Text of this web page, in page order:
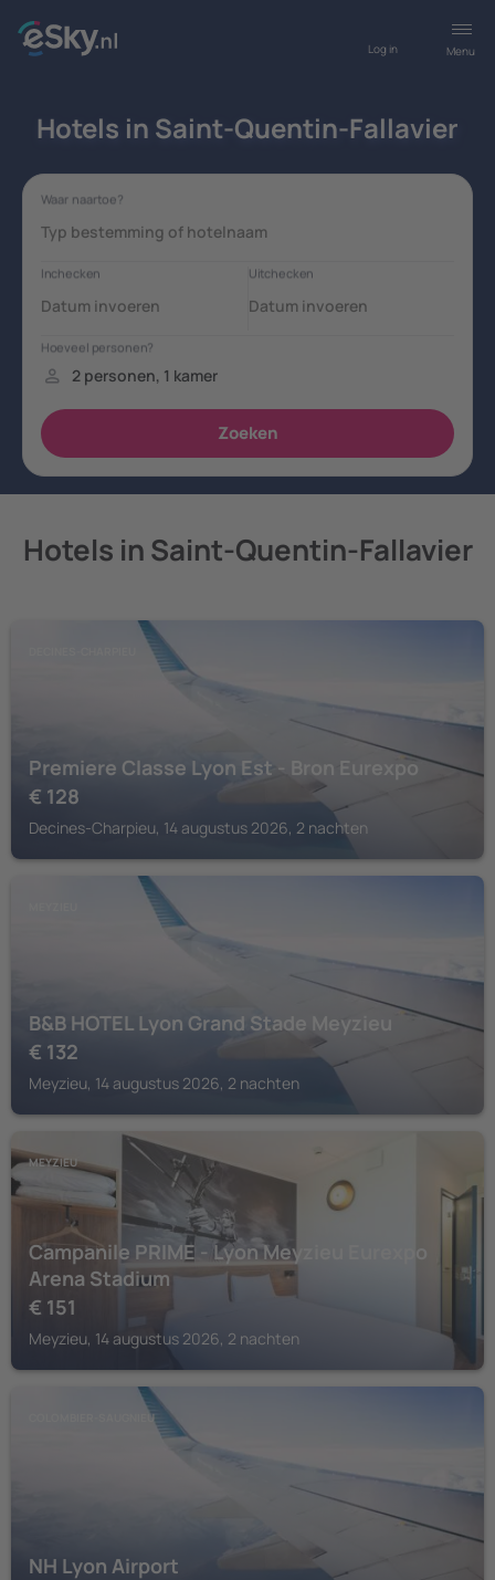
Menu
Log in
Hotels in Saint-Quentin-Fallavier
Hotels in Saint-Quentin-Fallavier
Premiere Classe Lyon Est - Bron Eurexpo
€ 128
Decines-Charpieu, 14 augustus 2026, 2 nachten
B&B HOTEL Lyon Grand Stade Meyzieu
€ 132
Meyzieu, 14 augustus 2026, 2 nachten
MEYZIEU
Campanile PRIME - Lyon Meyzieu Eurexpo
Arena Stadium
€ 151
Meyzieu, 14 augustus 2026, 2 nachten
COLOMBIER-SAUGNIEU
NH Lyon Airport